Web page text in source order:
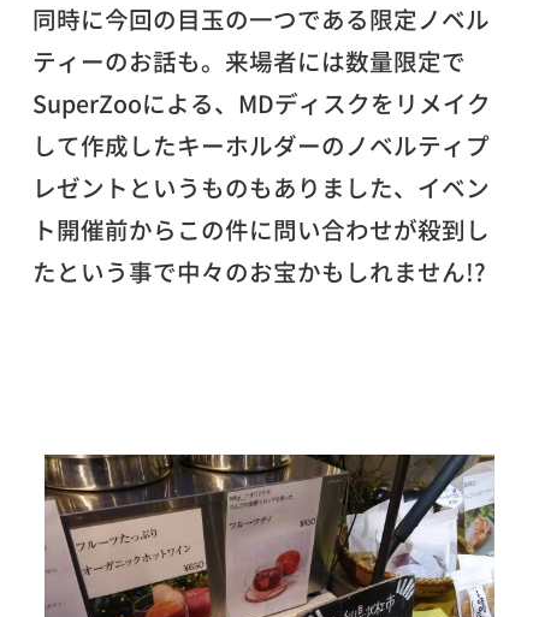
同時に今回の目玉の一つである限定ノベル
ティーのお話も。来場者には数量限定で
SuperZooによる、MDディスクをリメイク
して作成したキーホルダーのノベルティプ
レゼントというものもありました、イベン
ト開催前からこの件に問い合わせが殺到し
たという事で中々のお宝かもしれません!?